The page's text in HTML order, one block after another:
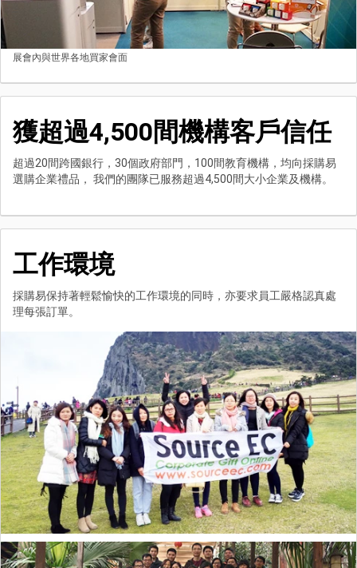
展會內與世界各地買家會面
獲超過4,500間機構客戶信任
超過20間跨國銀行，30個政府部門，100間教育機構，均向採購易
選購企業禮品， 我們的團隊已服務超過4,500間大小企業及機構。
工作環境
採購易保持著輕鬆愉快的工作環境的同時，亦要求員工嚴格認真處
理每張訂單。